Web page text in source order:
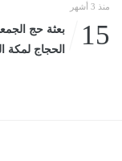
منذ 3 أشهر
15
بعثة حج
الحجاج لمكة